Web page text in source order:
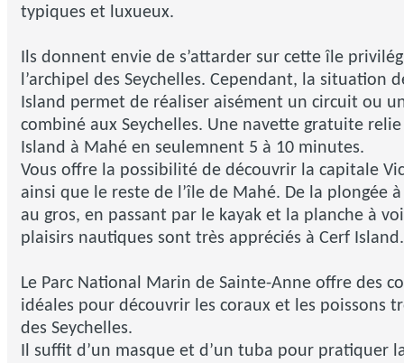
typiques et luxueux.
Ils donnent envie de s’attarder sur cette île
l’archipel des Seychelles. Cependant, la situation
Island permet de réaliser aisément un circuit ou
combiné aux Seychelles. Une navette gratuite relie
Island à Mahé en seulemnent 5 à 10 minutes.
Vous offre la possibilité de découvrir la capitale
ainsi que le reste de l’île de Mahé. De la plongée
au gros, en passant par le kayak et la planche à
plaisirs nautiques sont très appréciés à Cerf Island.
Le Parc National Marin de Sainte-Anne offre des
idéales pour découvrir les coraux et les poissons
des Seychelles.
Il suffit d’un masque et d’un tuba pour pratiquer